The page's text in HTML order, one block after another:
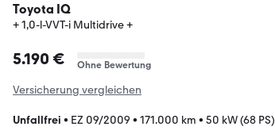
Toyota IQ
+ 1,0-l-VVT-i Multidrive +
5.190 € Ohne Bewertung
Versicherung vergleichen
Unfallfrei • EZ 09/2009 • 171.000 km • 50 kW (68 PS)